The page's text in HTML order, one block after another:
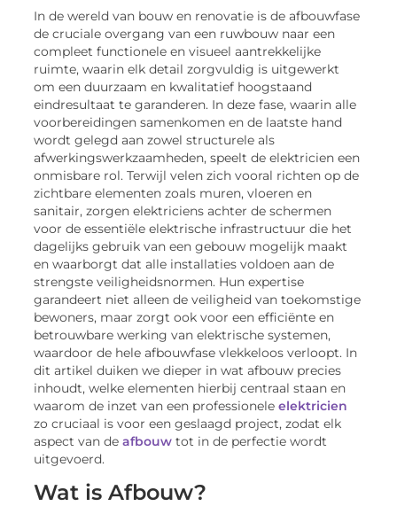
In de wereld van bouw en renovatie is de afbouwfase
de cruciale overgang van een ruwbouw naar een
compleet functionele en visueel aantrekkelijke
ruimte, waarin elk detail zorgvuldig is uitgewerkt
om een duurzaam en kwalitatief hoogstaand
eindresultaat te garanderen. In deze fase, waarin alle
voorbereidingen samenkomen en de laatste hand
wordt gelegd aan zowel structurele als
afwerkingswerkzaamheden, speelt de elektricien een
onmisbare rol. Terwijl velen zich vooral richten op de
zichtbare elementen zoals muren, vloeren en
sanitair, zorgen elektriciens achter de schermen
voor de essentiële elektrische infrastructuur die het
dagelijks gebruik van een gebouw mogelijk maakt
en waarborgt dat alle installaties voldoen aan de
strengste veiligheidsnormen. Hun expertise
garandeert niet alleen de veiligheid van toekomstige
bewoners, maar zorgt ook voor een efficiënte en
betrouwbare werking van elektrische systemen,
waardoor de hele afbouwfase vlekkeloos verloopt. In
dit artikel duiken we dieper in wat afbouw precies
inhoudt, welke elementen hierbij centraal staan en
waarom de inzet van een professionele elektricien
zo cruciaal is voor een geslaagd project, zodat elk
aspect van de afbouw tot in de perfectie wordt
uitgevoerd.
Wat is Afbouw?